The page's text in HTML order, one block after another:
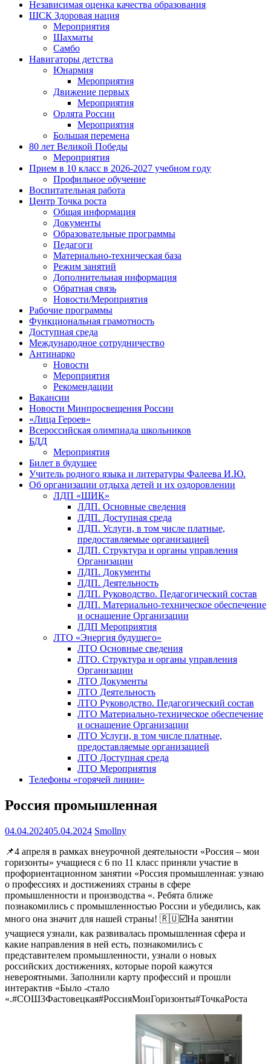
Независимая оценка качества образования
ШСК Здоровая нация
Мероприятия
Шахматы
Самбо
Навигаторы детства
Юнармия
Мероприятия
Движение первых
Мероприятия
Орлята России
Мероприятия
Большая перемена
80 лет Великой Победы
Мероприятия
Прием в 10 класс в 2026-2027 учебном году
Профильное обучение
Воспитательная работа
Центр Точка роста
Общая информация
Документы
Образовательные программы
Педагоги
Материально-техническая база
Режим занятий
Дополнительная информация
Обратная связь
Новости/Мероприятия
Рабочие программы
Функциональная грамотность
Доступная среда
Международное сотрудничество
Антинарко
Новости
Мероприятия
Рекомендации
Вакансии
Новости Минпросвещения России
«Лица Героев»
Всероссийская олимпиада школьников
БДД
Мероприятия
Билет в будущее
Учитель родного языка и литературы Фалеева И.Ю.
Об организации отдыха детей и их оздоровлении
ЛДП «ШИК»
ЛДП. Основные сведения
ЛДП. Доступная среда
ЛДП. Услуги, в том числе платные,
предоставляемые организацией
ЛДП. Структура и органы управления
Организации
ЛДП. Документы
ЛДП. Деятельность
ЛДП. Руководство. Педагогический состав
ЛДП. Материально-техническое обеспечение
и оснащение Организации
ЛДП Мероприятия
ЛТО «Энергия будущего»
ЛТО Основные сведения
ЛТО. Структура и органы управления
Организации
ЛТО Документы
ЛТО Деятельность
ЛТО Руководство. Педагогический состав
ЛТО Материально-техническое обеспечение
и оснащение Организации
ЛТО Услуги, в том числе платные,
предоставляемые организацией
ЛТО Доступная среда
ЛТО Мероприятия
Телефоны «горячей линии»
Россия промышленная
04.04.202405.04.2024 Smollny
📌4 апреля в рамках внеурочной деятельности «Россия – мои
горизонты» учащиеся с 6 по 11 класс приняли участие в
профориентационном занятии «Россия промышленная: узнаю
о профессиях и достижениях страны в сфере
промышленности и производства «. Ребята ближе
познакомились с промышленностью России и убедились, как
много она значит для нашей страны! 🇷🇺☑️На занятии
учащиеся узнали, как развивалась промышленная сфера и
какие направления в ней есть, познакомились с
представителем промышленности, узнали о новых
российских достижениях, которые порой кажутся
невероятными. Заполнили карту профессий и прошли
интерактив «Было -стало
«.#СОШ3Фастовецкая#РоссияМоиГоризонты#ТочкаРоста